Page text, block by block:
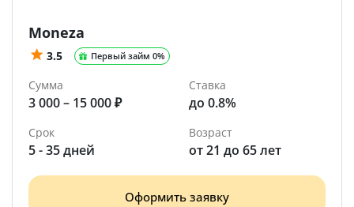
Moneza
3.5 Первый займ 0%
Сумма
3 000 – 15 000 ₽
Ставка
до 0.8%
Срок
5 - 35 дней
Возраст
от 21 до 65 лет
Оформить заявку